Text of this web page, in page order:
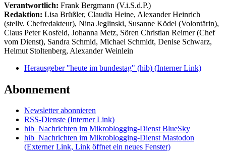
Verantwortlich: Frank Bergmann (V.i.S.d.P.)
Redaktion: Lisa Brüßler, Claudia Heine, Alexander Heinrich
(stellv. Chefredakteur), Nina Jeglinski, Susanne Ködel (Volontärin),
Claus Peter Kosfeld, Johanna Metz, Sören Christian Reimer (Chef
vom Dienst), Sandra Schmid, Michael Schmidt, Denise Schwarz,
Helmut Stoltenberg, Alexander Weinlein
Herausgeber "heute im bundestag" (hib) (Interner Link)
Abonnement
Newsletter abonnieren
RSS-Dienste (Interner Link)
hib_Nachrichten im Mikroblogging-Dienst BlueSky
hib_Nachrichten im Mikroblogging-Dienst Mastodon
(Externer Link, Link öffnet ein neues Fenster)